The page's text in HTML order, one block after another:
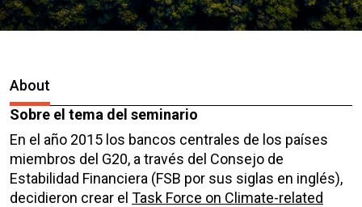
About
Sobre el tema del seminario
En el año 2015 los bancos centrales de los países
miembros del G20, a través del Consejo de
Estabilidad Financiera (FSB por sus siglas en inglés),
decidieron crear el Task Force on Climate-related